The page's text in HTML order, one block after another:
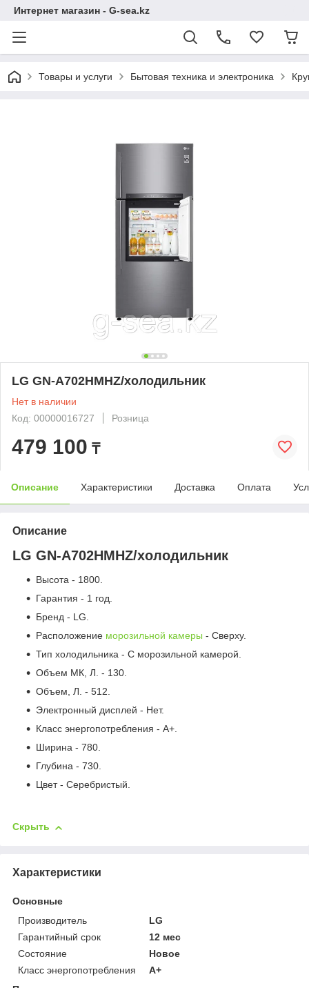
Интернет магазин - G-sea.kz
Товары и услуги Бытовая техника и электроника
LG GN-A702HMHZ/холодильник
Нет в наличии
Код: 00000016727
Розница
479 100 ₸
Описание Характеристики Доставка Оплата
Описание
LG GN-A702HMHZ/холодильник
Высота - 1800.
Гарантия - 1 год.
Бренд - LG.
Расположение морозильной камеры - Сверху.
Тип холодильника - С морозильной камерой.
Объем МК, Л. - 130.
Объем, Л. - 512.
Электронный дисплей - Нет.
Класс энергопотребления - А+.
Ширина - 780.
Глубина - 730.
Цвет - Серебристый.
Скрыть
Характеристики
Основные
Производитель
LG
Гарантийный срок
12 мес
Состояние
Новое
Класс энергопотребления
A+